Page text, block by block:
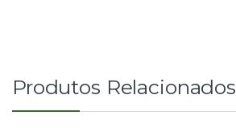
Produtos Relacionados